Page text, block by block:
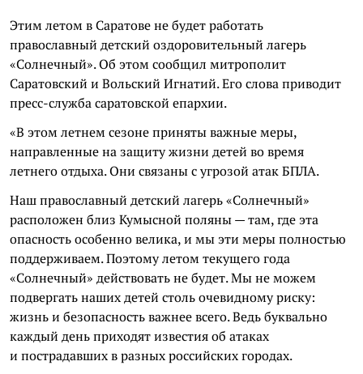
Этим летом в Саратове не будет работать
православный детский оздоровительный лагерь
«Солнечный». Об этом сообщил митрополит
Саратовский и Вольский Игнатий. Его слова приводит
пресс-служба саратовской епархии.
«В этом летнем сезоне приняты важные меры,
направленные на защиту жизни детей во время
летнего отдыха. Они связаны с угрозой атак БПЛА.
Наш православный детский лагерь «Солнечный»
расположен близ Кумысной поляны — там, где эта
опасность особенно велика, и мы эти меры полностью
поддерживаем. Поэтому летом текущего года
«Солнечный» действовать не будет. Мы не можем
подвергать наших детей столь очевидному риску:
жизнь и безопасность важнее всего. Ведь буквально
каждый день приходят известия об атаках
и пострадавших в разных российских городах.